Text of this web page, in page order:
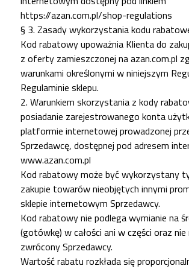
https://azan.com.pl/shop-regulations
§ 3. Zasady wykorzystania kodu
Kod rabatowy upoważnia Klienta do
z oferty zamieszczonej naazan.com.pl
warunkami określonymi w niniejszym
Regulaminie sklepu.
2. Warunkiem skorzystania z kody
posiadanie zarejestrowanego konta
platformie internetowej prowadzonej
Sprzedawcę, dostępnej pod adresem
www.azan.com.pl
Kod rabatowy może być wykorzystany
zakupie towarów nieobjętych innymi
sklepie internetowym Sprzedawcy.
Kod rabatowy nie podlega wymianie na
(gotówkę) w całości ani w części oraz
zwrócony Sprzedawcy.
Wartość rabatu rozkłada się